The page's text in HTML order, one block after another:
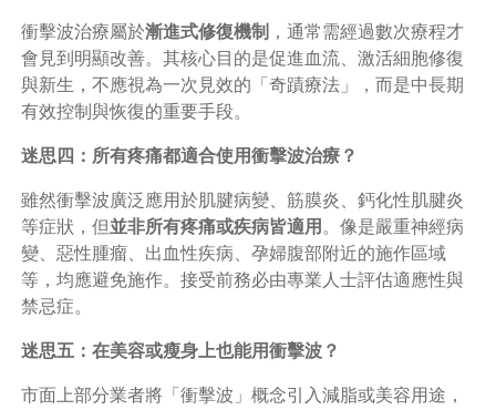
衝擊波治療屬於漸進式修復機制 ，通常需經過數次療程才
會見到明顯改善。其核心目的是促進血流、激活細胞修復
與新生，不應視為一次見效的「奇蹟療法」，而是中長期
有效控制與恢復的重要手段。
迷思四：所有疼痛都適合使用衝擊波治療？
雖然衝擊波廣泛應用於肌腱病變、筋膜炎、鈣化性肌腱炎
等症狀，但並非所有疼痛或疾病皆適用 。像是嚴重神經病
變、惡性腫瘤、出血性疾病、孕婦腹部附近的施作區域
等，均應避免施作。接受前務必由專業人士評估適應性與
禁忌症。
迷思五：在美容或瘦身上也能用衝擊波？
市面上部分業者將「衝擊波」概念引入減脂或美容用途，